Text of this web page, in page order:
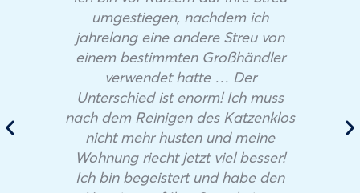
umgestiegen, nachdem ich
jahrelang eine andere Streu von
einem bestimmten Großhändler
verwendet hatte … Der
Unterschied ist enorm! Ich muss
nach dem Reinigen des Katzenklos
nicht mehr husten und meine
Wohnung riecht jetzt viel besser!
Ich bin begeistert und habe den